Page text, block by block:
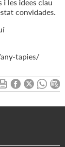
les idees clau
convidades.
tapies/